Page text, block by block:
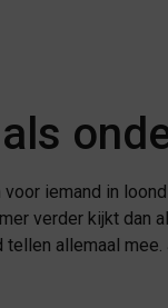
iemand in
verder kijkt dan
allemaal